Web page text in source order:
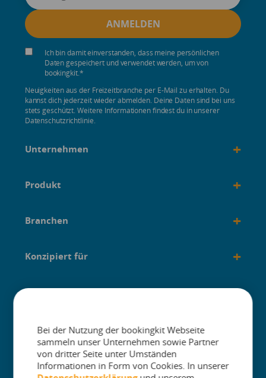
Ich bin damit einverstanden, dass meine persönlichen
Daten gespeichert und verwendet werden, um von
bookingkit.*
Neuigkeiten aus der Freizeitbranche per E-Mail zu erhalten. Du
kannst dich jederzeit wieder abmelden. Deine Daten sind bei uns
stets geschützt. Weitere Informationen findest du in unserer
Datenschutzrichtlinie.
The One Platform for Attractions. Sell
Unternehmen +
Produkt +
Branchen +
Konzipiert für +
Anleitungen +
Bei der Nutzung der bookingkit Webseite
sammeln unser Unternehmen sowie Partner
von dritter Seite unter Umständen
Informationen in Form von Cookies. In unserer